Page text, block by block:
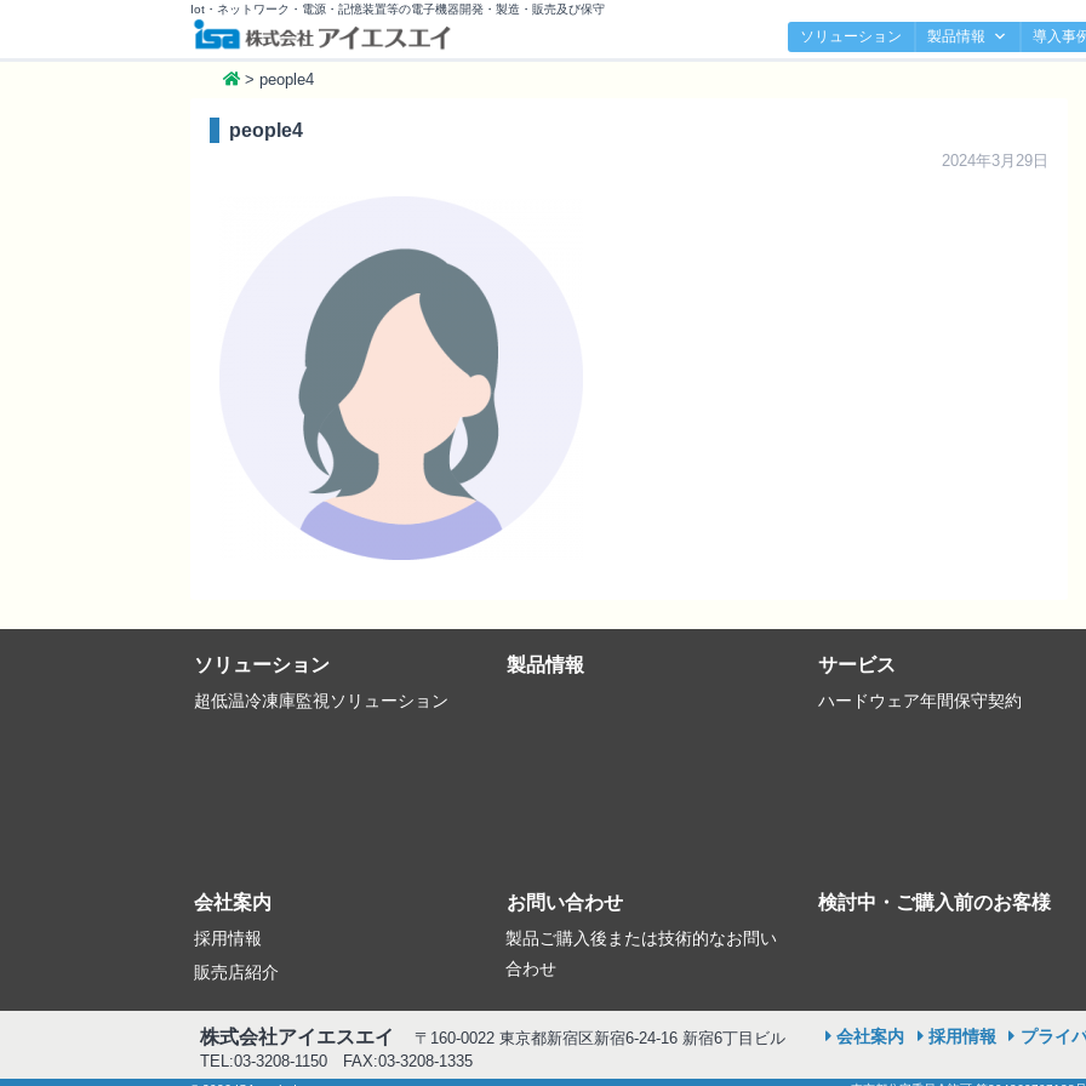
Iot・ネットワーク・電源・記憶装置等の電子機器開発・製造・販売及び保守
ソリューション 製品情報 導入事
> people4
people4
2024年3月29日
ソリューション
超低温冷凍庫監視ソリューション
製品情報 サービス
ハードウェア年間保守契約
会社案内
採用情報
販売店紹介
お問い合わせ
製品ご購入後または技術的なお問い
合わせ
検討中・ご購入前のお客様
会社案内 採用情報 プライ
株式会社アイエスエイ
〒160-0022 東京都新宿区新宿6-24-16 新宿6丁目ビル
TEL:03-3208-1150 FAX:03-3208-1335